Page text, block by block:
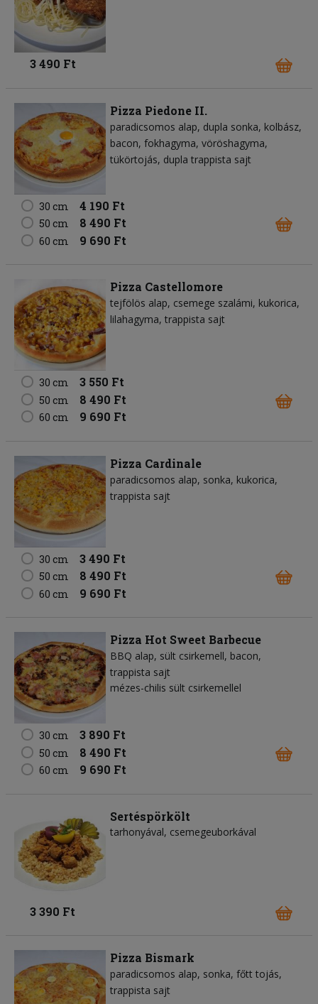
3 490 Ft
Pizza Piedone II.
paradicsomos alap dupla sonka kolbász
bacon fokhagyma vöröshagyma
tükörtojás dupla trappista sajt
30 cm 4 190 Ft
50 cm 8 490 Ft
60 cm 9 690 Ft
Pizza Castellomore
tejfölös alap csemege szalámi kukorica
lilahagyma trappista sajt
30 cm 3 550 Ft
50 cm 8 490 Ft
60 cm 9 690 Ft
Pizza Cardinale
paradicsomos alap sonka kukorica
trappista sajt
30 cm 3 490 Ft
50 cm 8 490 Ft
60 cm 9 690 Ft
Pizza Hot Sweet Barbecue
BBQ alap sült csirkemell bacon
trappista sajt
mézes-chilis sült csirkemellel
30 cm 3 890 Ft
50 cm 8 490 Ft
60 cm 9 690 Ft
Sertéspörkölt
tarhonyával, csemegeuborkával
3 390 Ft
Pizza Bismark
paradicsomos alap sonka főtt tojás
trappista sajt